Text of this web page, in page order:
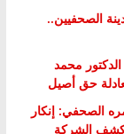
الصحفيين..
محمد
حق أصيل
الصحفي: إنكار
الشركة